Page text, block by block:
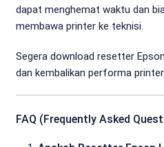
dapat menghemat waktu dan
membawa printer ke teknisi.
Segera download resetter
dan kembalikan performa
FAQ (Frequently Asked